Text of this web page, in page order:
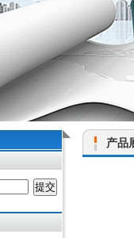
产品